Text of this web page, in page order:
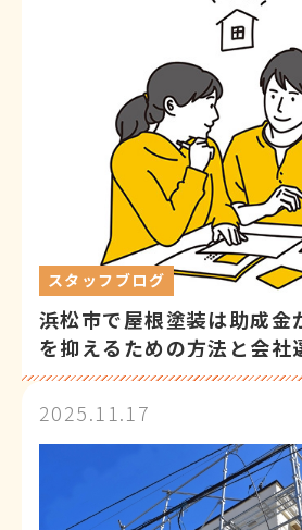
スタッフブログ
浜松市で屋根塗装は助成金
を抑えるための方法と会社
2025.11.17